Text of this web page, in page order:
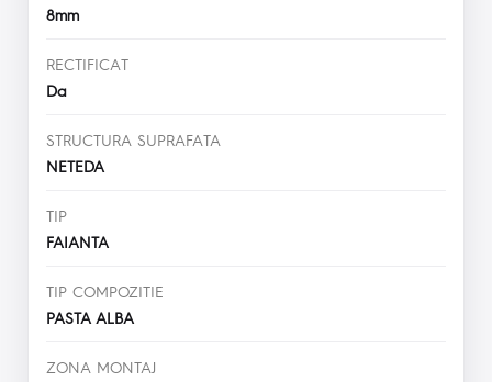
8mm
RECTIFICAT
Da
STRUCTURA SUPRAFATA
NETEDA
TIP
FAIANTA
TIP COMPOZITIE
PASTA ALBA
ZONA MONTAJ